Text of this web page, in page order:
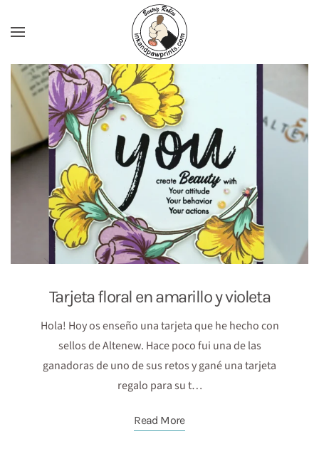
Ir al contenido principal
Tarjeta floral en amarillo y violeta
Hola! Hoy os enseño una tarjeta que he hecho con
sellos de Altenew. Hace poco fui una de las
ganadoras de uno de sus retos y gané una tarjeta
regalo para su t…
Read More